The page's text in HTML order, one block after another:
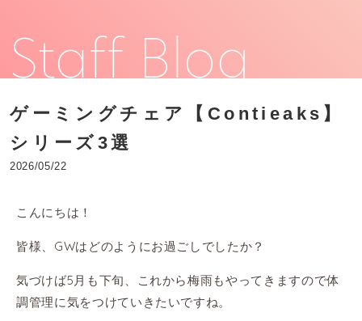
Staff Blog
ゲーミングチェア【Contieaks】
シリーズ3選
2026/05/22
こんにちは！
皆様、GWはどのようにお過ごしでしたか？
気づけば5月も下旬、これから梅雨もやってきますので体
調管理に気をつけていきたいですね。